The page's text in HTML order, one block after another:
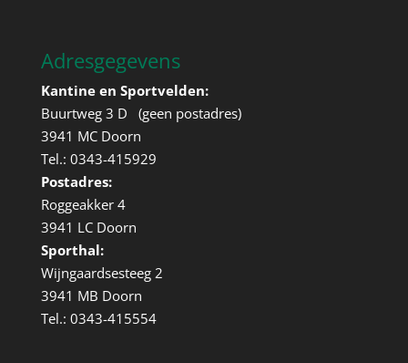
Adresgegevens
Kantine en Sportvelden:
Buurtweg 3 D (geen postadres)
3941 MC Doorn
Tel.: 0343-415929
Postadres:
Roggeakker 4
3941 LC Doorn
Sporthal:
Wijngaardsesteeg 2
3941 MB Doorn
Tel.: 0343-415554